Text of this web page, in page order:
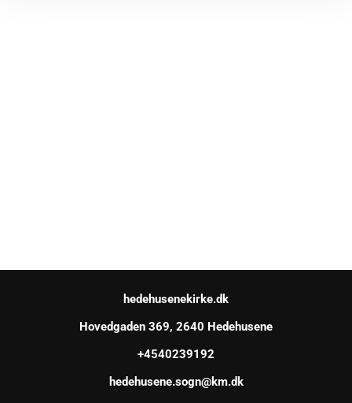
hedehusenekirke.dk
Hovedgaden 369, 2640 Hedehusene
+4540239192
hedehusene.sogn@km.dk